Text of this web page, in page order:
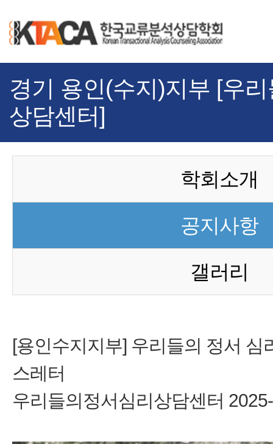
경기 용인(수지)지부 [우
상담센터]
학회소개
공지사항
갤러리
[용인수지지부] 우리들의 정서 심
스레터
우리들의정서심리상담센터